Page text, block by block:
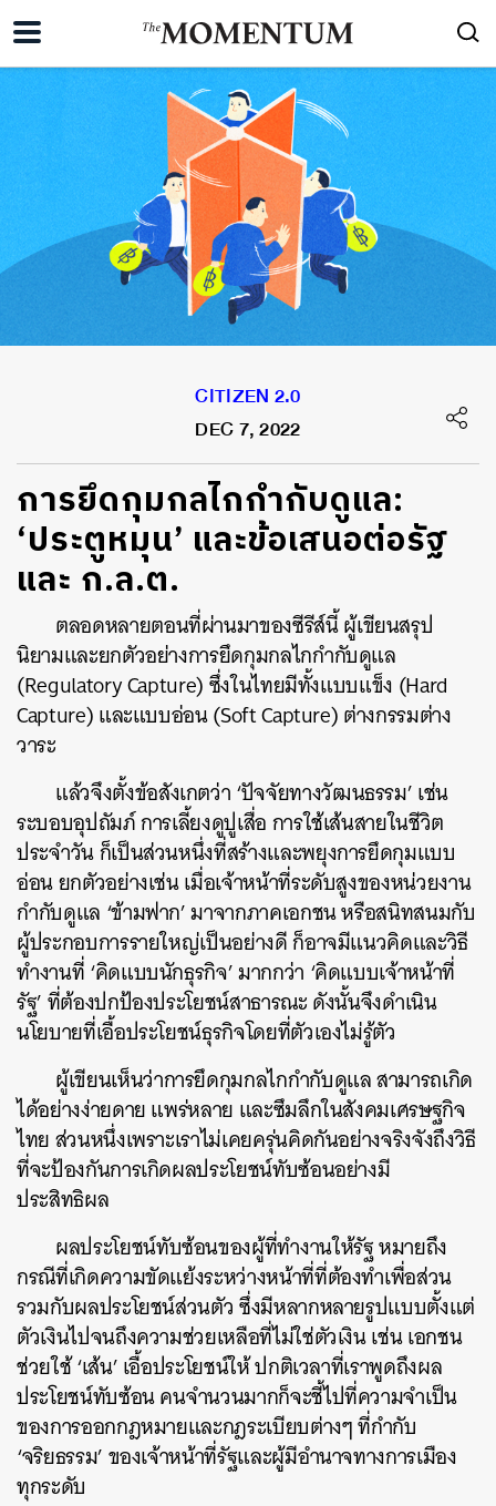
CITIZEN 2.0
DEC 7, 2022
การยึดกุมกลไกกำกับดูแล:
‘ประตูหมุน’ และข้อเสนอต่อรัฐ
และ ก.ล.ต.
ตลอดหลายตอนที่ผ่านมาของซีรีส์นี้ ผู้เขียนสรุป
นิยามและยกตัวอย่างการยึดกุมกลไกกำกับดูแล
(Regulatory Capture) ซึ่งในไทยมีทั้งแบบแข็ง (Hard
Capture) และแบบอ่อน (Soft Capture) ต่างกรรมต่าง
วาระ
แล้วจึงตั้งข้อสังเกตว่า ‘ปัจจัยทางวัฒนธรรม’ เช่น
ระบอบอุปถัมภ์ การเลี้ยงดูปูเสื่อ การใช้เส้นสายในชีวิต
ประจำวัน ก็เป็นส่วนหนึ่งที่สร้างและพยุงการยึดกุมแบบ
อ่อน ยกตัวอย่างเช่น เมื่อเจ้าหน้าที่ระดับสูงของหน่วยงาน
กำกับดูแล ‘ข้ามฟาก’ มาจากภาคเอกชน หรือสนิทสนมกับ
ผู้ประกอบการรายใหญ่เป็นอย่างดี ก็อาจมีแนวคิดและวิธี
ทำงานที่ ‘คิดแบบนักธุรกิจ’ มากกว่า ‘คิดแบบเจ้าหน้าที่
รัฐ’ ที่ต้องปกป้องประโยชน์สาธารณะ ดังนั้นจึงดำเนิน
นโยบายที่เอื้อประโยชน์ธุรกิจโดยที่ตัวเองไม่รู้ตัว
ผู้เขียนเห็นว่าการยึดกุมกลไกกำกับดูแล สามารถเกิด
ได้อย่างง่ายดาย แพร่หลาย และซึมลึกในสังคมเศรษฐกิจ
ไทย ส่วนหนึ่งเพราะเราไม่เคยครุ่นคิดกันอย่างจริงจังถึงวิธี
ที่จะป้องกันการเกิดผลประโยชน์ทับซ้อนอย่างมี
ประสิทธิผล
ผลประโยชน์ทับซ้อนของผู้ที่ทำงานให้รัฐ หมายถึง
กรณีที่เกิดความขัดแย้งระหว่างหน้าที่ที่ต้องทำเพื่อส่วน
รวมกับผลประโยชน์ส่วนตัว ซึ่งมีหลากหลายรูปแบบตั้งแต่
ตัวเงินไปจนถึงความช่วยเหลือที่ไม่ใช่ตัวเงิน เช่น เอกชน
ช่วยใช้ ‘เส้น’ เอื้อประโยชน์ให้ ปกติเวลาที่เราพูดถึงผล
ประโยชน์ทับซ้อน คนจำนวนมากก็จะชี้ไปที่ความจำเป็น
ของการออกกฎหมายและกฎระเบียบต่างๆ ที่กำกับ
‘จริยธรรม’ ของเจ้าหน้าที่รัฐและผู้มีอำนาจทางการเมือง
ทุกระดับ